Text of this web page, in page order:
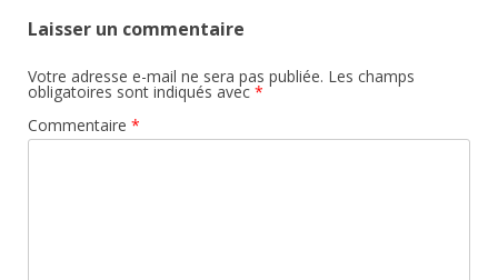
Laisser un commentaire
Votre adresse e-mail ne sera pas publiée. Les champs
obligatoires sont indiqués avec *
Commentaire *